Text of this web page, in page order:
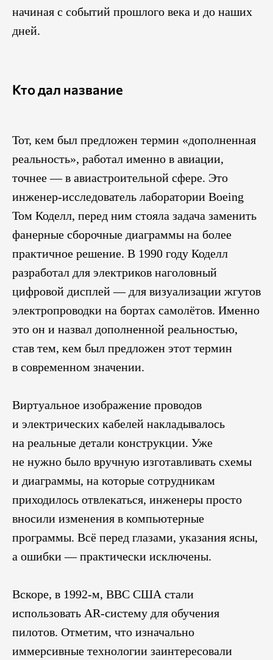
начиная с событий прошлого века и до наших
дней.
Кто дал название
Тот, кем был предложен термин «дополненная
реальность», работал именно в авиации,
точнее — в авиастроительной сфере. Это
инженер-исследователь лаборатории Boeing
Том Коделл, перед ним стояла задача заменить
фанерные сборочные диаграммы на более
практичное решение. В 1990 году Коделл
разработал для электриков наголовный
цифровой дисплей — для визуализации жгутов
электропроводки на бортах самолётов. Именно
это он и назвал дополненной реальностью,
став тем, кем был предложен этот термин
в современном значении.
Виртуальное изображение проводов
и электрических кабелей накладывалось
на реальные детали конструкции. Уже
не нужно было вручную изготавливать схемы
и диаграммы, на которые сотрудникам
приходилось отвлекаться, инженеры просто
вносили изменения в компьютерные
программы. Всё перед глазами, указания ясны,
а ошибки — практически исключены.
Вскоре, в 1992-м, ВВС США стали
использовать AR-систему для обучения
пилотов. Отметим, что изначально
иммерсивные технологии заинтересовали